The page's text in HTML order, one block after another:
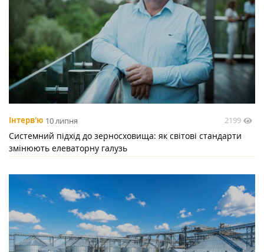
Інтерв'ю 10 липня 2199
Системний підхід до зерносховища: як світові стандарти
змінюють елеваторну галузь